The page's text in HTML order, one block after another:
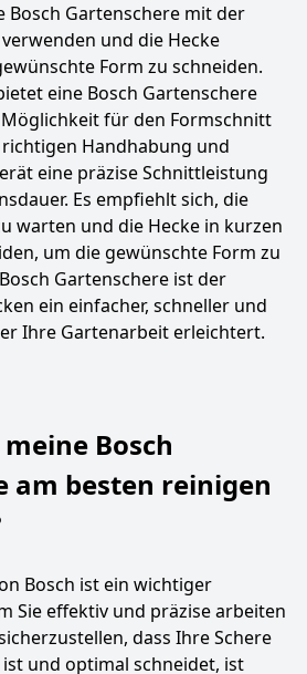
Bosch Gartenschere mit der
und die Hecke
Form zu schneiden.
eine Bosch Gartenschere
für den Formschnitt
Handhabung und
eine präzise Schnittleistung
Es empfiehlt sich, die
warten und die Hecke in kurzen
um die gewünschte Form zu
Gartenschere ist der
ein einfacher, schneller und
Ihre Gartenarbeit erleichtert.
Bosch
am besten reinigen
Bosch ist ein wichtiger
Sie effektiv und präzise arbeiten
dass Ihre Schere
und optimal schneidet, ist